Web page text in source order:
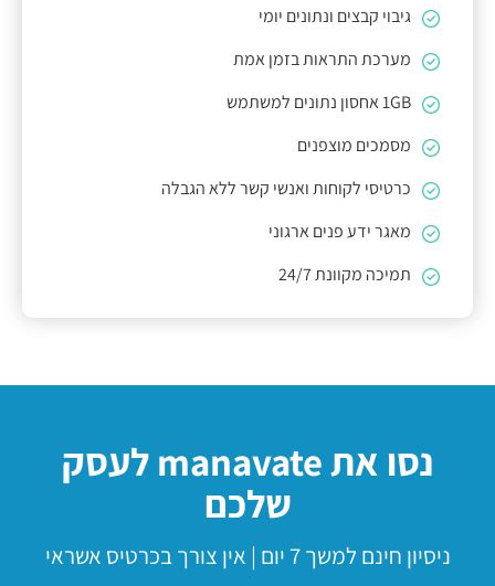
גיבוי קבצים ונתונים יומי
מערכת התראות בזמן אמת
1GB אחסון נתונים למשתמש
מסמכים מוצפנים
כרטיסי לקוחות ואנשי קשר ללא הגבלה
מאגר ידע פנים ארגוני
תמיכה מקוונת 24/7
נסו אתmanavateלעסק
שלכם
ניסיון חינם למשך 7 יום | אין צורך בכרטיס אשראי